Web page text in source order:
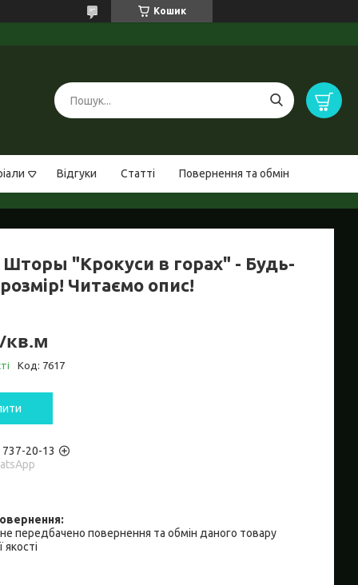
Кошик
Відгуки Статті Повернення та обмін
"Крокуси в горах" - Будь-
Читаємо опис!
кв.м
Код: 7617
737-20-13
передбачено повернення та обмін даного товару